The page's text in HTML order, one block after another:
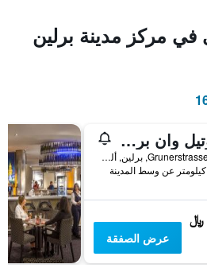
في مركز مدينة برلين
موتيل وان برلين-أليكساندربلاتز
Grunerstrasse 11, برلين, ألمانيا
عرض الصفقة